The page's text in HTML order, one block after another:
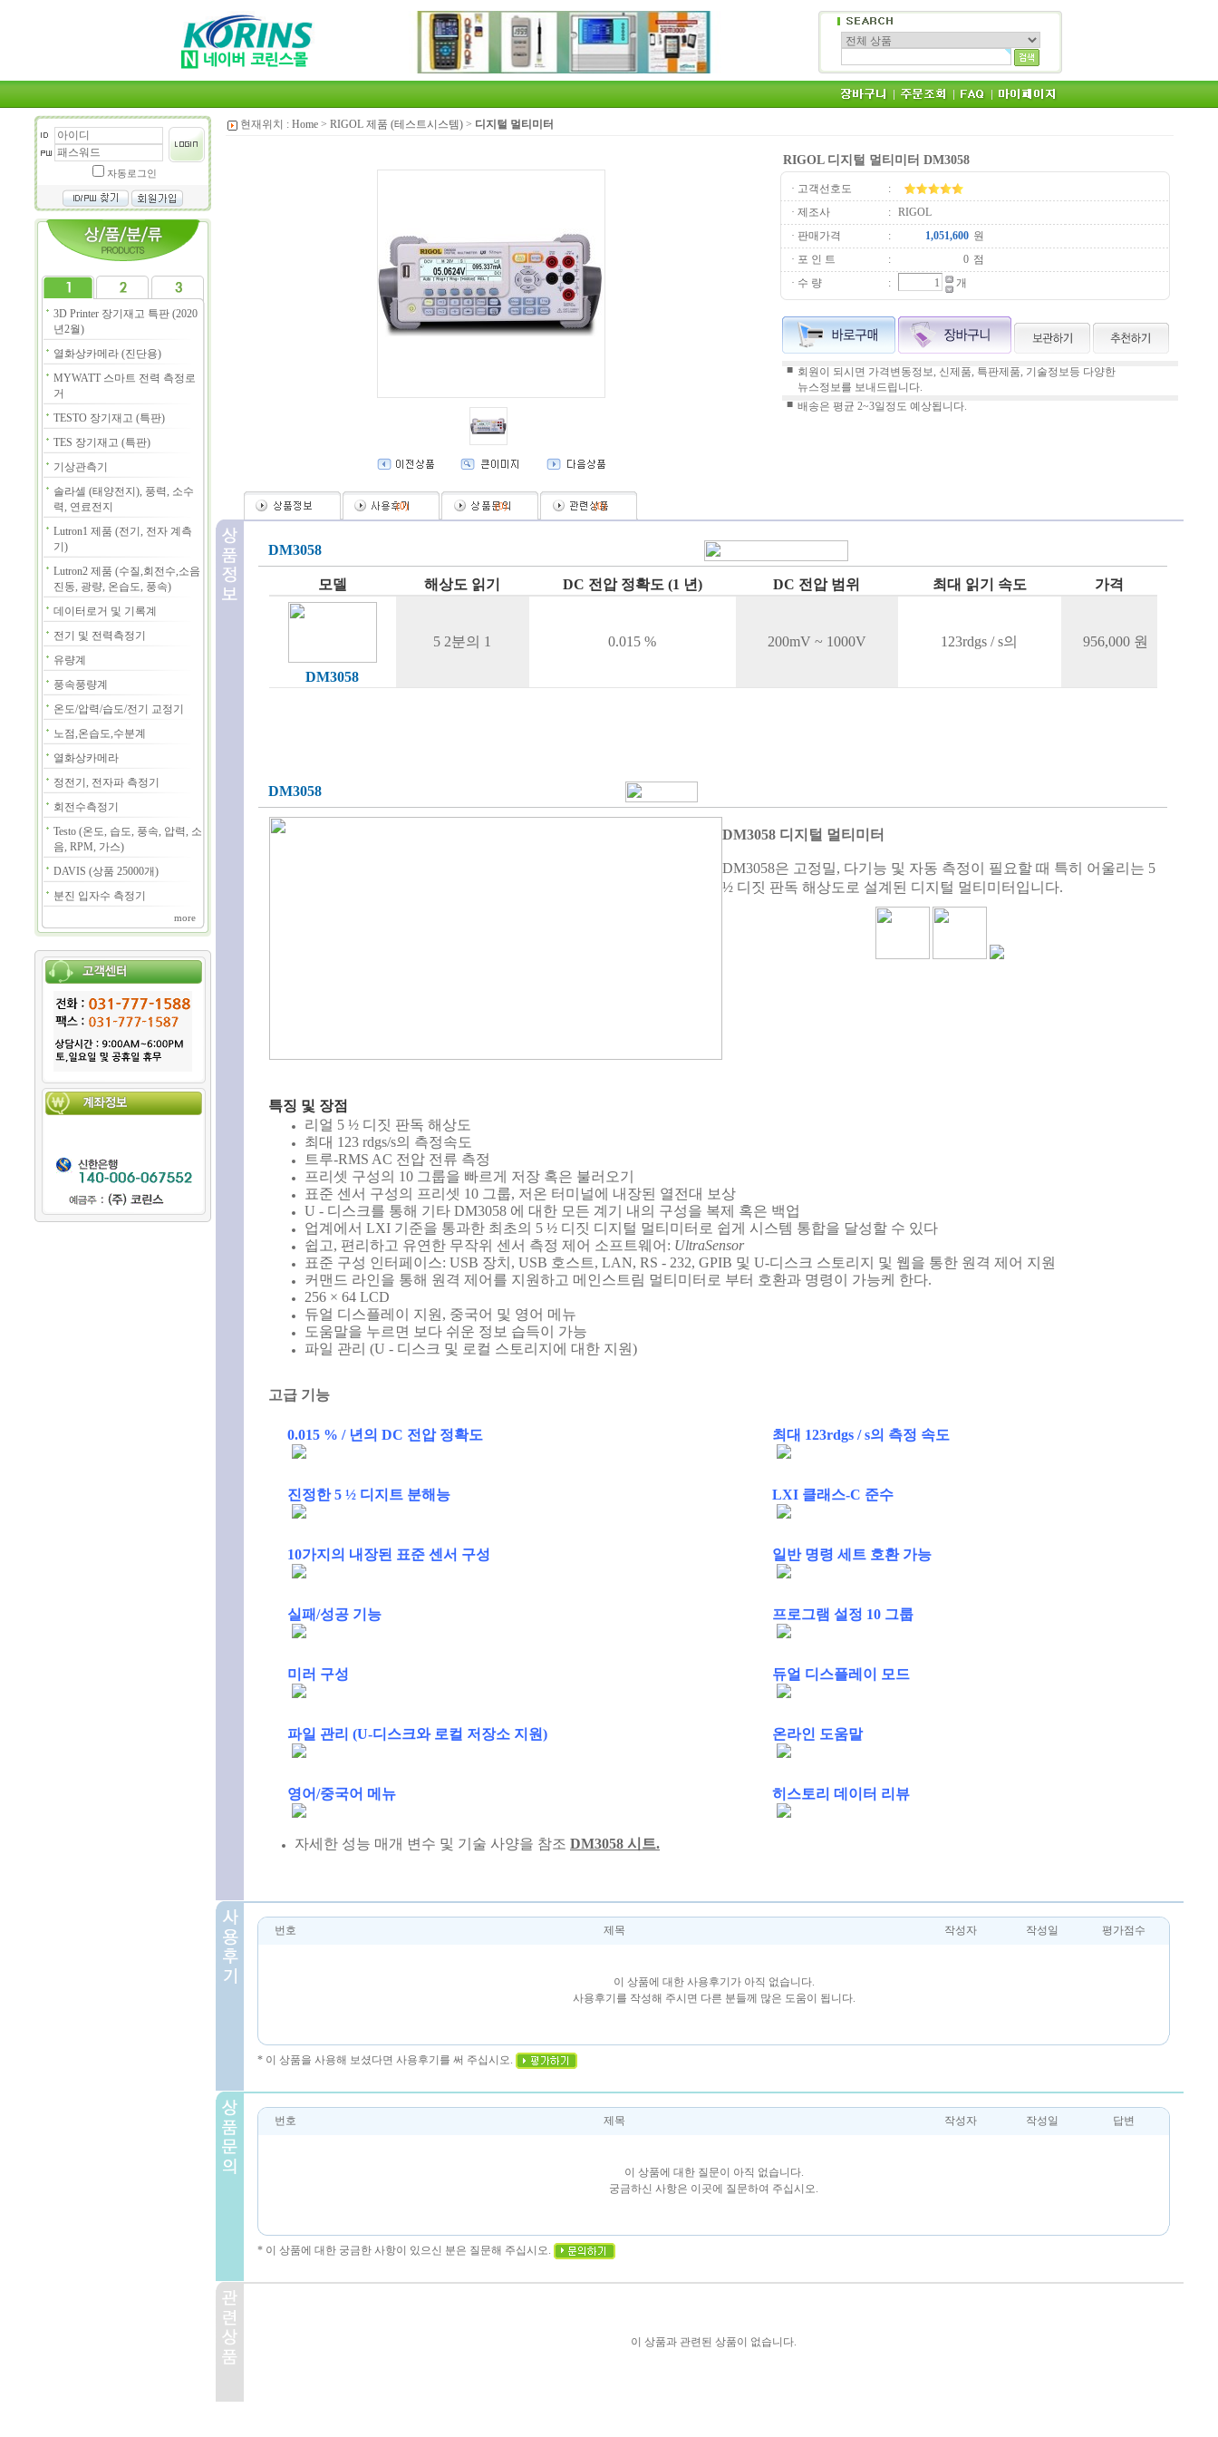
자동로그인
3D Printer 장기재고 특판 (2020
년2월)
열화상카메라 (진단용)
MYWATT 스마트 전력 측정로
거
TESTO 장기재고 (특판)
TES 장기재고 (특판)
기상관측기
솔라셀 (태양전지), 풍력, 소수
력, 연료전지
Lutron1 제품 (전기, 전자 계측
기)
Lutron2 제품 (수질,회전수,소음
진동, 광량, 온습도, 풍속)
데이터로거 및 기록계
전기 및 전력측정기
유량계
풍속풍량계
온도/압력/습도/전기 교정기
노점,온습도,수분계
열화상카메라
정전기, 전자파 측정기
회전수측정기
Testo (온도, 습도, 풍속, 압력, 소
음, RPM, 가스)
DAVIS (상품 25000개)
분진 입자수 측정기
more
현재위치 : Home > RIGOL 제품 (테스트시스템) > 디지털 멀티미터
RIGOL 디지털 멀티미터 DM3058
· 고객선호도
:
· 제조사
:
RIGOL
· 판매가격
:
원
· 포 인 트
:
점
· 수 량
: 개
■ 회원이 되시면 가격변동정보, 신제품, 특판제품, 기술정보등 다양한
뉴스정보를 보내드립니다.
■ 배송은 평균 2~3일정도 예상됩니다.
(0) (0) (0)
DM3058
모델 해상도 읽기 DC 전압 정확도 (1 년) DC 전압 범위 최대 읽기 속도 가격
DM3058
5 2분의 1 0.015 % 200mV ~ 1000V 123rdgs / s의 956,000 원
DM3058
DM3058 디지털 멀티미터
DM3058은 고정밀, 다기능 및 자동 측정이 필요할 때 특히 어울리는 5
½ 디짓 판독 해상도로 설계된 디지털 멀티미터입니다.
특징 및 장점
리얼 5 ½ 디짓 판독 해상도
최대 123 rdgs/s의 측정속도
트루-RMS AC 전압 전류 측정
프리셋 구성의 10 그룹을 빠르게 저장 혹은 불러오기
표준 센서 구성의 프리셋 10 그룹, 저온 터미널에 내장된 열전대 보상
U - 디스크를 통해 기타 DM3058 에 대한 모든 계기 내의 구성을 복제 혹은 백업
업계에서 LXI 기준을 통과한 최초의 5 ½ 디짓 디지털 멀티미터로 쉽게 시스템 통합을 달성할 수 있다
쉽고, 편리하고 유연한 무작위 센서 측정 제어 소프트웨어: UltraSensor
표준 구성 인터페이스: USB 장치, USB 호스트, LAN, RS - 232, GPIB 및 U-디스크 스토리지 및 웹을 통한 원격 제어 지원
커맨드 라인을 통해 원격 제어를 지원하고 메인스트림 멀티미터로 부터 호환과 명령이 가능케 한다.
256 × 64 LCD
듀얼 디스플레이 지원, 중국어 및 영어 메뉴
도움말을 누르면 보다 쉬운 정보​​ 습득이 가능
파일 관리 (U - 디스크 및 로컬 스토리지에 대한 지원)
고급 기능
0.015 % / 년의 DC 전압 정확도 최대 123rdgs / s의 측정 속도
진정한 5 ½ 디지트 분해능 LXI 클래스-C 준수
10가지의 내장된 표준 센서 구성 일반 명령 세트 호환 가능
실패/성공 기능 프로그램 설정 10 그룹
미러 구성 듀얼 디스플레이 모드
파일 관리 (U-디스크와 로컬 저장소 지원) 온라인 도움말
영어/중국어 메뉴 히스토리 데이터 리뷰
자세한 성능 매개 변수 및 기술 사양을 참조 DM3058 시트.
번호 제목 작성자 작성일 평가점수
이 상품에 대한 사용후기가 아직 없습니다.
사용후기를 작성해 주시면 다른 분들께 많은 도움이 됩니다.
* 이 상품을 사용해 보셨다면 사용후기를 써 주십시오.
번호 제목 작성자 작성일 답변
이 상품에 대한 질문이 아직 없습니다.
궁금하신 사항은 이곳에 질문하여 주십시오.
* 이 상품에 대한 궁금한 사항이 있으신 분은 질문해 주십시오.
이 상품과 관련된 상품이 없습니다.